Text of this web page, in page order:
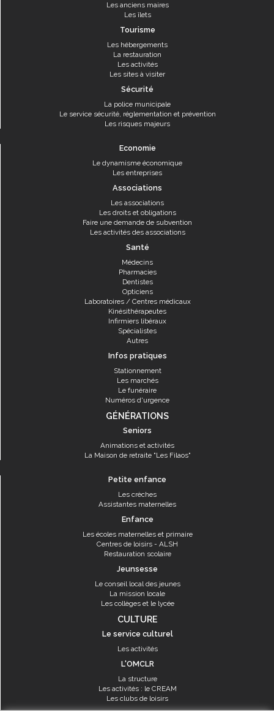
Les anciens maires
Les îlets
Tourisme
Les hébergements
La restauration
Les activités
Les sites à visiter
Sécurité
La police municipale
Le service sécurité, réglementation et prévention
Les risques majeurs
Economie
Le dynamisme économique
Les entreprises
Associations
Les associations
Les droits et obligations
Faire une demande de subvention
Les activités des associations
Santé
Médecins
Pharmacies
Dentistes
Opticiens
Laboratoires / Centres médicaux
Kinésithérapeutes
Infirmiers libéraux
Spécialistes
Autres
Infos pratiques
Stationnement
Les marchés
Le funéraire
Numéros d'urgence
GÉNÉRATIONS
Seniors
Animations et activités
La Maison de retraite "Les Filaos"
Petite enfance
Les crèches
Assistantes maternelles
Enfance
Les écoles maternelles et primaire
Centres de loisirs - ALSH
Restauration scolaire
Jeunsesse
Le conseil local des jeunes
La mission locale
Les collèges et le lycée
CULTURE
Le service culturel
Les activités
L'OMCLR
La structure
Les activités : le CREAM
Les clubs de loisirs
SPORT